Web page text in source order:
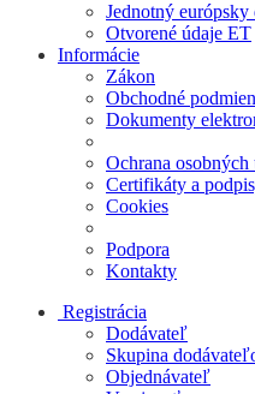
Jednotný európsky
Otvorené údaje ET
Informácie
Zákon
Obchodné
Dokumenty
Ochrana osobných
Certifikáty a
Cookies
Podpora
Kontakty
Registrácia
Dodávateľ
Skupina
Objednávateľ